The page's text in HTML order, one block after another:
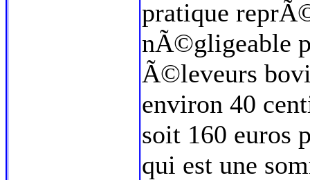
pratique
nÃ©gligeable
Ã©leveurs
environ 40
soit 160 euros
qui est une